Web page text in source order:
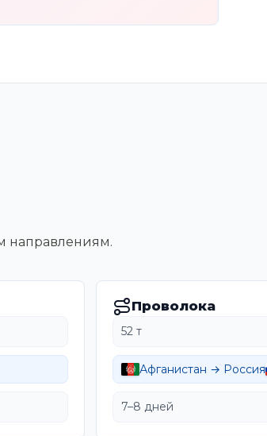
направлениям.
Проволока
52 т
Афганистан → Россия
7–8 дней